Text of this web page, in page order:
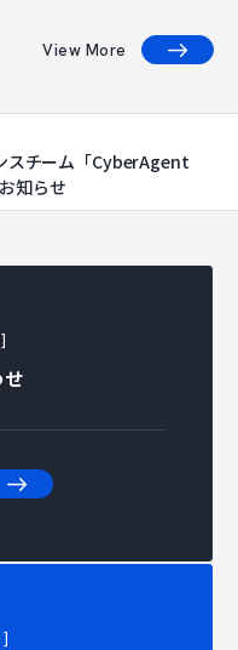
View More
スチーム「CyberAgent
知らせ
せ
]